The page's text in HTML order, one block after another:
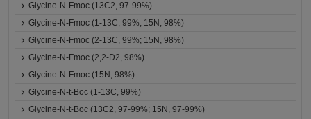
Glycine-N-Fmoc (13C2, 97-99%)
Glycine-N-Fmoc (1-13C, 99%; 15N, 98%)
Glycine-N-Fmoc (2-13C, 99%; 15N, 98%)
Glycine-N-Fmoc (2,2-D2, 98%)
Glycine-N-Fmoc (15N, 98%)
Glycine-N-t-Boc (1-13C, 99%)
Glycine-N-t-Boc (13C2, 97-99%; 15N, 97-99%)